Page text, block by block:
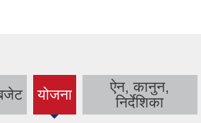
योजना
(active
tab)
ऐन, कानुन,
निर्देशिका